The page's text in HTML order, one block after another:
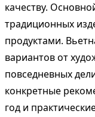
качеству.
традиционных
продуктами.
вариантов от
повседневных
конкретные
год и